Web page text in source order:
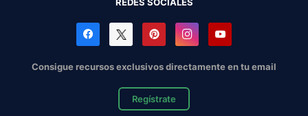
Consigue recursos exclusivos directamente en tu email
Regístrate